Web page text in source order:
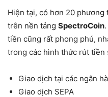
Hiện tại, có hơn 20
trên nền tảng SpectroCoin
tiền cũng rất phong phú,
trong các hình thức rút tiền
Giao dịch tại các ngân
Giao dịch SEPA